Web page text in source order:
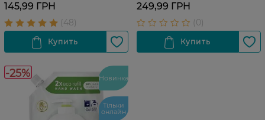
145,99 ГРН 249,99 ГРН
-25% Новинка
Тільки
онлайн